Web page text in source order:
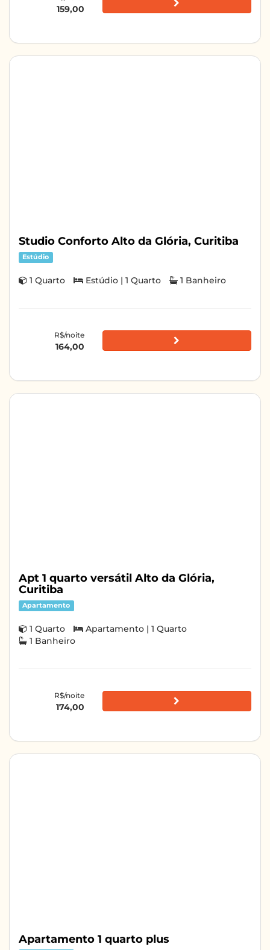
159,00
Studio Conforto Alto da Glória, Curitiba
Estúdio
1 Quarto Estúdio | 1 Quarto 1 Banheiro
R$/noite
164,00
Apt 1 quarto versátil Alto da Glória,
Curitiba
Apartamento
1 Quarto
Apartamento | 1 Quarto
1 Banheiro
R$/noite
174,00
Apartamento 1 quarto plus